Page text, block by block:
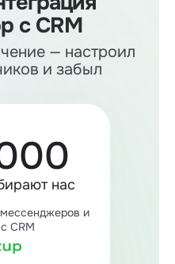
c CRM
— настроил
и забыл
нас
и
CRM